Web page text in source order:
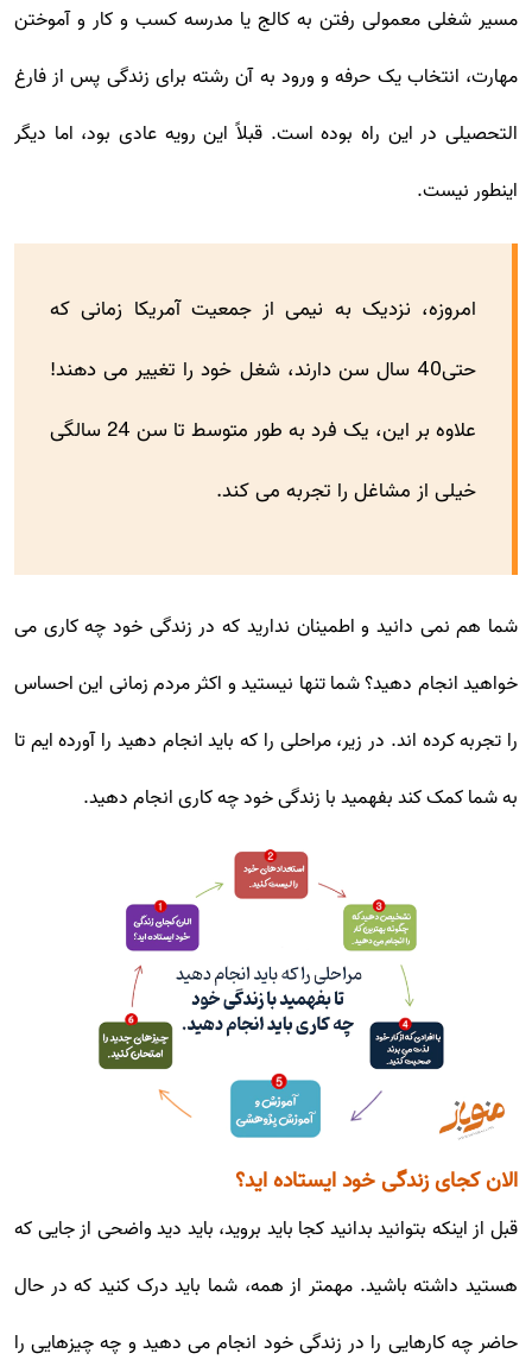
مسیر شغلی معمولی رفتن به کالج یا مدرسه کسب و کار و آموختن
مهارت، انتخاب یک حرفه و ورود به آن رشته برای زندگی پس از فارغ
التحصیلی در این راه بوده است. قبلاً این رویه عادی بود، اما دیگر
اینطور نیست.
امروزه، نزدیک به نیمی از جمعیت آمریکا زمانی که
حتی40 سال سن دارند، شغل خود را تغییر می دهند!
علاوه بر این، یک فرد به طور متوسط تا سن 24 سالگی
خیلی از مشاغل را تجربه می کند.
شما هم نمی دانید و اطمینان ندارید که در زندگی خود چه کاری می
خواهید انجام دهید؟ شما تنها نیستید و اکثر مردم زمانی این احساس
را تجربه کرده اند. در زیر، مراحلی را که باید انجام دهید را آورده ایم تا
به شما کمک کند بفهمید با زندگی خود چه کاری انجام دهید.
الان کجای زندگی خود ایستاده اید؟
قبل از اینکه بتوانید بدانید کجا باید بروید، باید دید واضحی از جایی که
هستید داشته باشید. مهمتر از همه، شما باید درک کنید که در حال
حاضر چه کارهایی را در زندگی خود انجام می دهید و چه چیزهایی را